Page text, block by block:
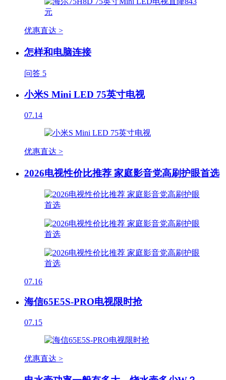
优惠直达 >
怎样和电脑连接
问答 5
小米S Mini LED 75英寸电视
07.14
优惠直达 >
2026电视性价比推荐 家庭影音党高刷护眼首选
07.16
海信65E5S-PRO电视限时抢
07.15
优惠直达 >